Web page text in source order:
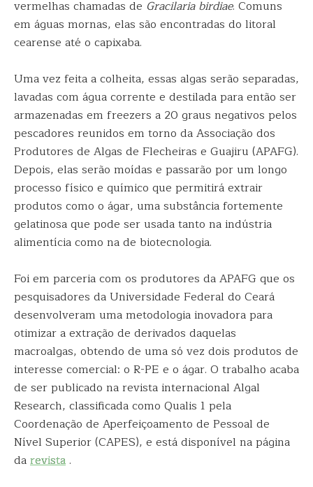
vermelhas chamadas de Gracilaria birdiae. Comuns
em águas mornas, elas são encontradas do litoral
cearense até o capixaba.
Uma vez feita a colheita, essas algas serão separadas,
lavadas com água corrente e destilada para então ser
armazenadas em freezers a 20 graus negativos pelos
pescadores reunidos em torno da Associação dos
Produtores de Algas de Flecheiras e Guajiru (APAFG).
Depois, elas serão moídas e passarão por um longo
processo físico e químico que permitirá extrair
produtos como o ágar, uma substância fortemente
gelatinosa que pode ser usada tanto na indústria
alimentícia como na de biotecnologia.
Foi em parceria com os produtores da APAFG que os
pesquisadores da Universidade Federal do Ceará
desenvolveram uma metodologia inovadora para
otimizar a extração de derivados daquelas
macroalgas, obtendo de uma só vez dois produtos de
interesse comercial: o R-PE e o ágar. O trabalho acaba
de ser publicado na revista internacional Algal
Research, classificada como Qualis 1 pela
Coordenação de Aperfeiçoamento de Pessoal de
Nível Superior (CAPES), e está disponível na página
darevista .